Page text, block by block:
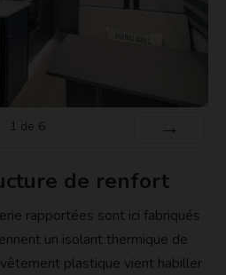
1 de 6
de renfort
rapportées sont ici fabriqués
un isolant thermique de
plastique vient habiller